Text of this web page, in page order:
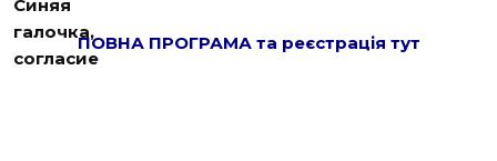
ПОВНА ПРОГРАМА та реєстрація тут